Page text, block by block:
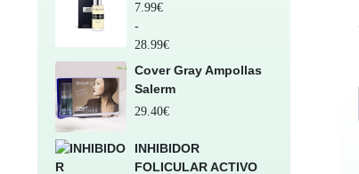
7.99€
-
28.99€
Cover Gray Ampollas
Salerm
29.40€
INHIBIDOR
FOLICULAR ACTIVO